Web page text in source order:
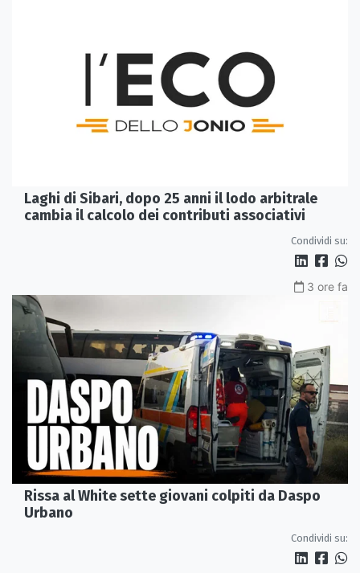
Laghi di Sibari, dopo 25 anni il lodo arbitrale
cambia il calcolo dei contributi associativi
Condividi su:
3 ore fa
Rissa al White sette giovani colpiti da Daspo
Urbano
Condividi su: